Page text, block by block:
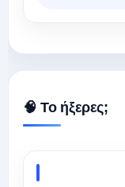
🧠 Το ήξερες;